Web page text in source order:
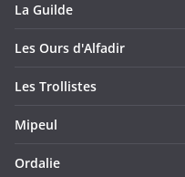
La Guilde
Les Ours d'Alfadir
Les Trollistes
Mipeul
Ordalie